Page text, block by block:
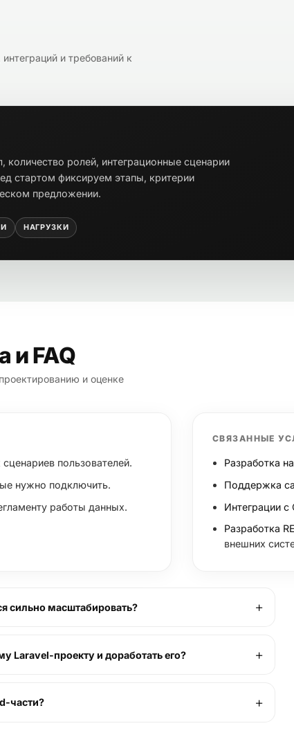
и требований к
количество ролей, интеграционные сценарии
стартом фиксируем этапы, критерии
предложении.
НАГРУЗКИ
и FAQ
и оценке
пользователей.
нужно подключить.
работы данных.
СВЯЗАННЫЕ
Разработка
Поддержка
Интеграции с
Разработка
внешних
сильно масштабировать?
проекту и доработать его?
части?